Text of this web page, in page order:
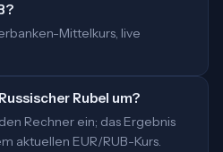
Mittelkurs, live
Rubel um?
Rechner ein; das Ergebnis
aktuellen EUR/RUB-Kurs.